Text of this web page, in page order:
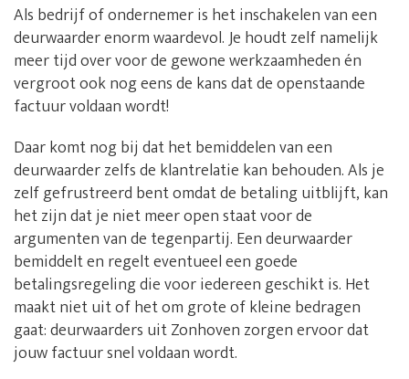
Als bedrijf of ondernemer is het inschakelen van een
deurwaarder enorm waardevol. Je houdt zelf namelijk
meer tijd over voor de gewone werkzaamheden én
vergroot ook nog eens de kans dat de openstaande
factuur voldaan wordt!
Daar komt nog bij dat het bemiddelen van een
deurwaarder zelfs de klantrelatie kan behouden. Als je
zelf gefrustreerd bent omdat de betaling uitblijft, kan
het zijn dat je niet meer open staat voor de
argumenten van de tegenpartij. Een deurwaarder
bemiddelt en regelt eventueel een goede
betalingsregeling die voor iedereen geschikt is. Het
maakt niet uit of het om grote of kleine bedragen
gaat: deurwaarders uit Zonhoven zorgen ervoor dat
jouw factuur snel voldaan wordt.